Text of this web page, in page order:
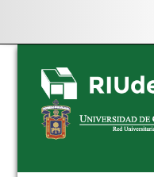
Skip
navigation